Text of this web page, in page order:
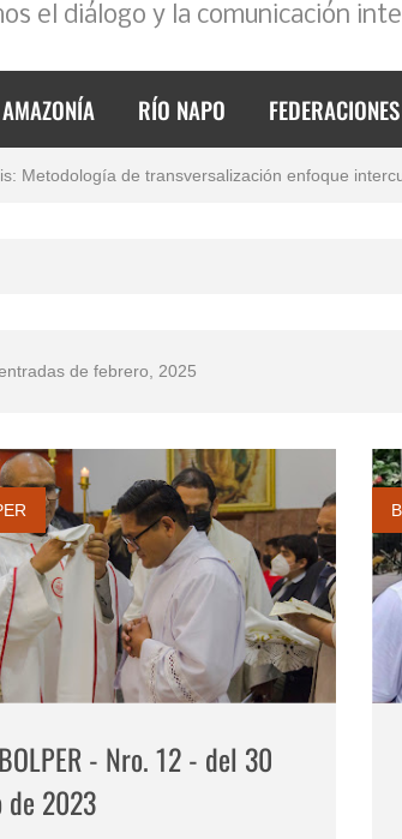
el diálogo y la comunicación
AMAZONÍA RÍO NAPO FEDERACIONES
BOLPER - Nro. 11 - del 30 de abril de 2023
Metodología de transversalización enfoque
de bosques tropicales en la región Loreto
BOLPER - Nro. 12 - del 30 de mayo de 2023
de febrero, 2025
- Nro. 12 - del 30
de 2023